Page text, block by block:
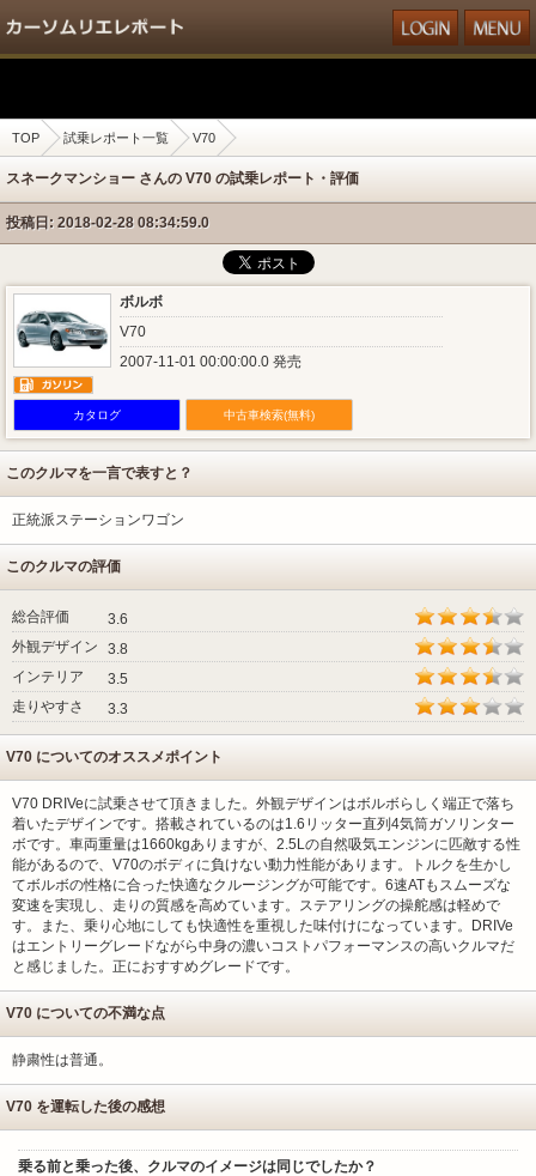
TOP 試乗レポート一覧 V70
スネークマンショー さんの V70 の試乗レポート・評価
投稿日: 2018-02-28 08:34:59.0
ボルボ
V70
2007-11-01 00:00:00.0 発売
カタログ 中古車検索(無料)
このクルマを一言で表すと？
正統派ステーションワゴン
このクルマの評価
総合評価
3.6
外観デザイン
3.8
インテリア
3.5
走りやすさ
3.3
V70 についてのオススメポイント
V70 DRIVeに試乗させて頂きました。外観デザインはボルボらしく端正で落ち
着いたデザインです。搭載されているのは1.6リッター直列4気筒ガソリンター
ボです。車両重量は1660kgありますが、2.5Lの自然吸気エンジンに匹敵する性
能があるので、V70のボディに負けない動力性能があります。トルクを生かし
てボルボの性格に合った快適なクルージングが可能です。6速ATもスムーズな
変速を実現し、走りの質感を高めています。ステアリングの操舵感は軽めで
す。また、乗り心地にしても快適性を重視した味付けになっています。DRIVe
はエントリーグレードながら中身の濃いコストパフォーマンスの高いクルマだ
と感じました。正におすすめグレードです。
V70 についての不満な点
静粛性は普通。
V70 を運転した後の感想
乗る前と乗った後、クルマのイメージは同じでしたか？